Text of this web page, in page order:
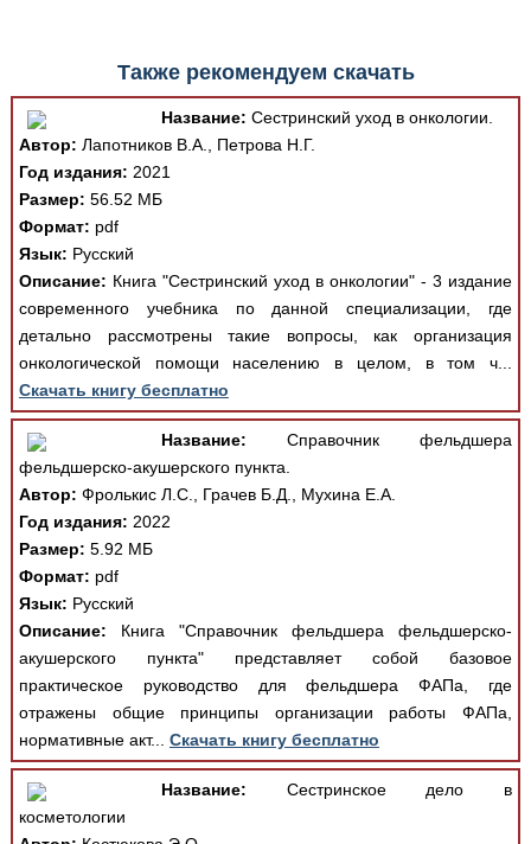
Также рекомендуем скачать
Название: Сестринский уход в онкологии.
Автор: Лапотников В.А., Петрова Н.Г.
Год издания: 2021
Размер: 56.52 МБ
Формат: pdf
Язык: Русский
Описание: Книга "Сестринский уход в онкологии" - 3 издание
современного учебника по данной специализации, где
детально рассмотрены такие вопросы, как организация
онкологической помощи населению в целом, в том ч...
Скачать книгу бесплатно
Название: Справочник фельдшера
фельдшерско-акушерского пункта.
Автор: Фролькис Л.С., Грачев Б.Д., Мухина Е.А.
Год издания: 2022
Размер: 5.92 МБ
Формат: pdf
Язык: Русский
Описание: Книга "Справочник фельдшера фельдшерско-
акушерского пункта" представляет собой базовое
практическое руководство для фельдшера ФАПа, где
отражены общие принципы организации работы ФАПа,
нормативные акт... Скачать книгу бесплатно
Название: Сестринское дело в
косметологии